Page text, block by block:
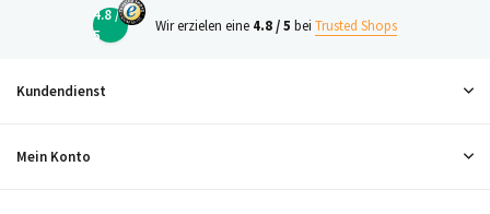
4.8 /
5
Wir erzielen eine 4.8 / 5 bei Trusted Shops
Kundendienst
Mein Konto